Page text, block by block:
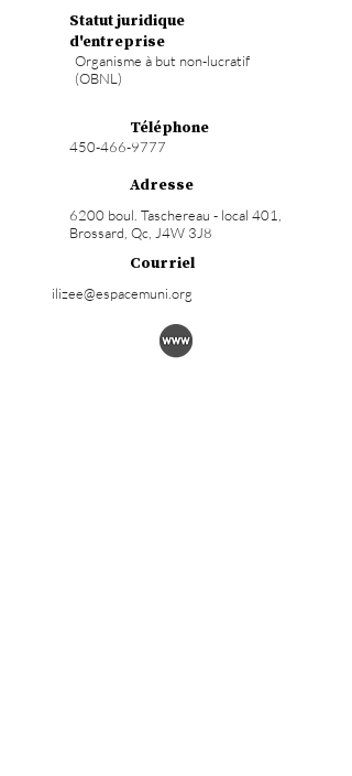
Statut juridique
d'entreprise
Organisme à but non-lucratif
(OBNL)
Téléphone
450-466-9777
Adresse
6200 boul. Taschereau - local 401,
Brossard, Qc, J4W 3J8
Courriel
ilizee@espacemuni.org